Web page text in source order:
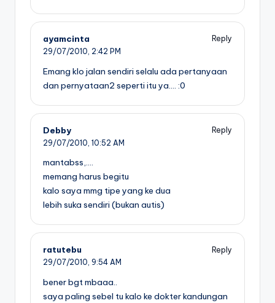
ayamcinta
Reply
29/07/2010, 2:42 PM
Emang klo jalan sendiri selalu ada pertanyaan
dan pernyataan2 seperti itu ya…. :0
Debby
Reply
29/07/2010, 10:52 AM
mantabss,….
memang harus begitu
kalo saya mmg tipe yang ke dua
lebih suka sendiri (bukan autis)
ratutebu
Reply
29/07/2010, 9:54 AM
bener bgt mbaaa..
saya paling sebel tu kalo ke dokter kandungan